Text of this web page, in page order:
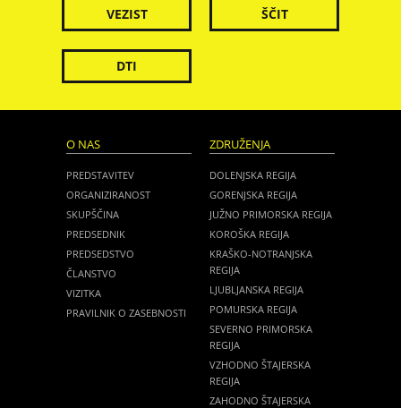
VEZIST ŠČIT
DTI
O NAS
PREDSTAVITEV
ORGANIZIRANOST
SKUPŠČINA
PREDSEDNIK
PREDSEDSTVO
ČLANSTVO
VIZITKA
PRAVILNIK O ZASEBNOSTI
ZDRUŽENJA
DOLENJSKA REGIJA
GORENJSKA REGIJA
JUŽNO PRIMORSKA REGIJA
KOROŠKA REGIJA
KRAŠKO-NOTRANJSKA
REGIJA
LJUBLJANSKA REGIJA
POMURSKA REGIJA
SEVERNO PRIMORSKA
REGIJA
VZHODNO ŠTAJERSKA
REGIJA
ZAHODNO ŠTAJERSKA